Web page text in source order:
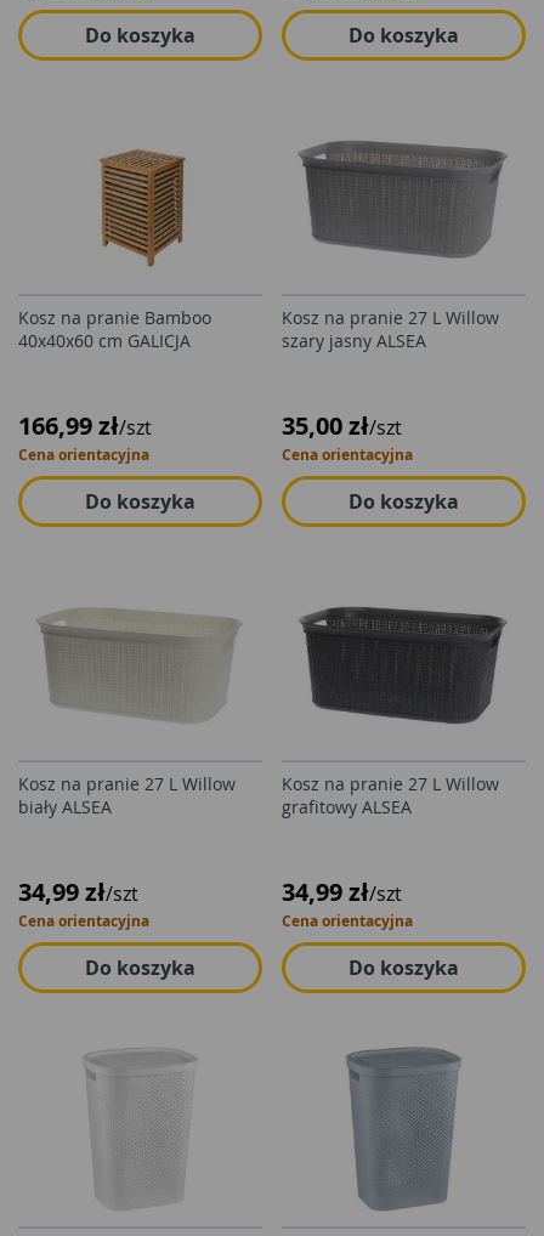
Do koszyka Do koszyka
Kosz na pranie Bamboo
40x40x60 cm GALICJA
166,99 zł/szt
Cena orientacyjna
Do koszyka
Kosz na pranie 27 L Willow
szary jasny ALSEA
35,00 zł/szt
Cena orientacyjna
Do koszyka
Kosz na pranie 27 L Willow
biały ALSEA
34,99 zł/szt
Cena orientacyjna
Do koszyka
Kosz na pranie 27 L Willow
grafitowy ALSEA
34,99 zł/szt
Cena orientacyjna
Do koszyka